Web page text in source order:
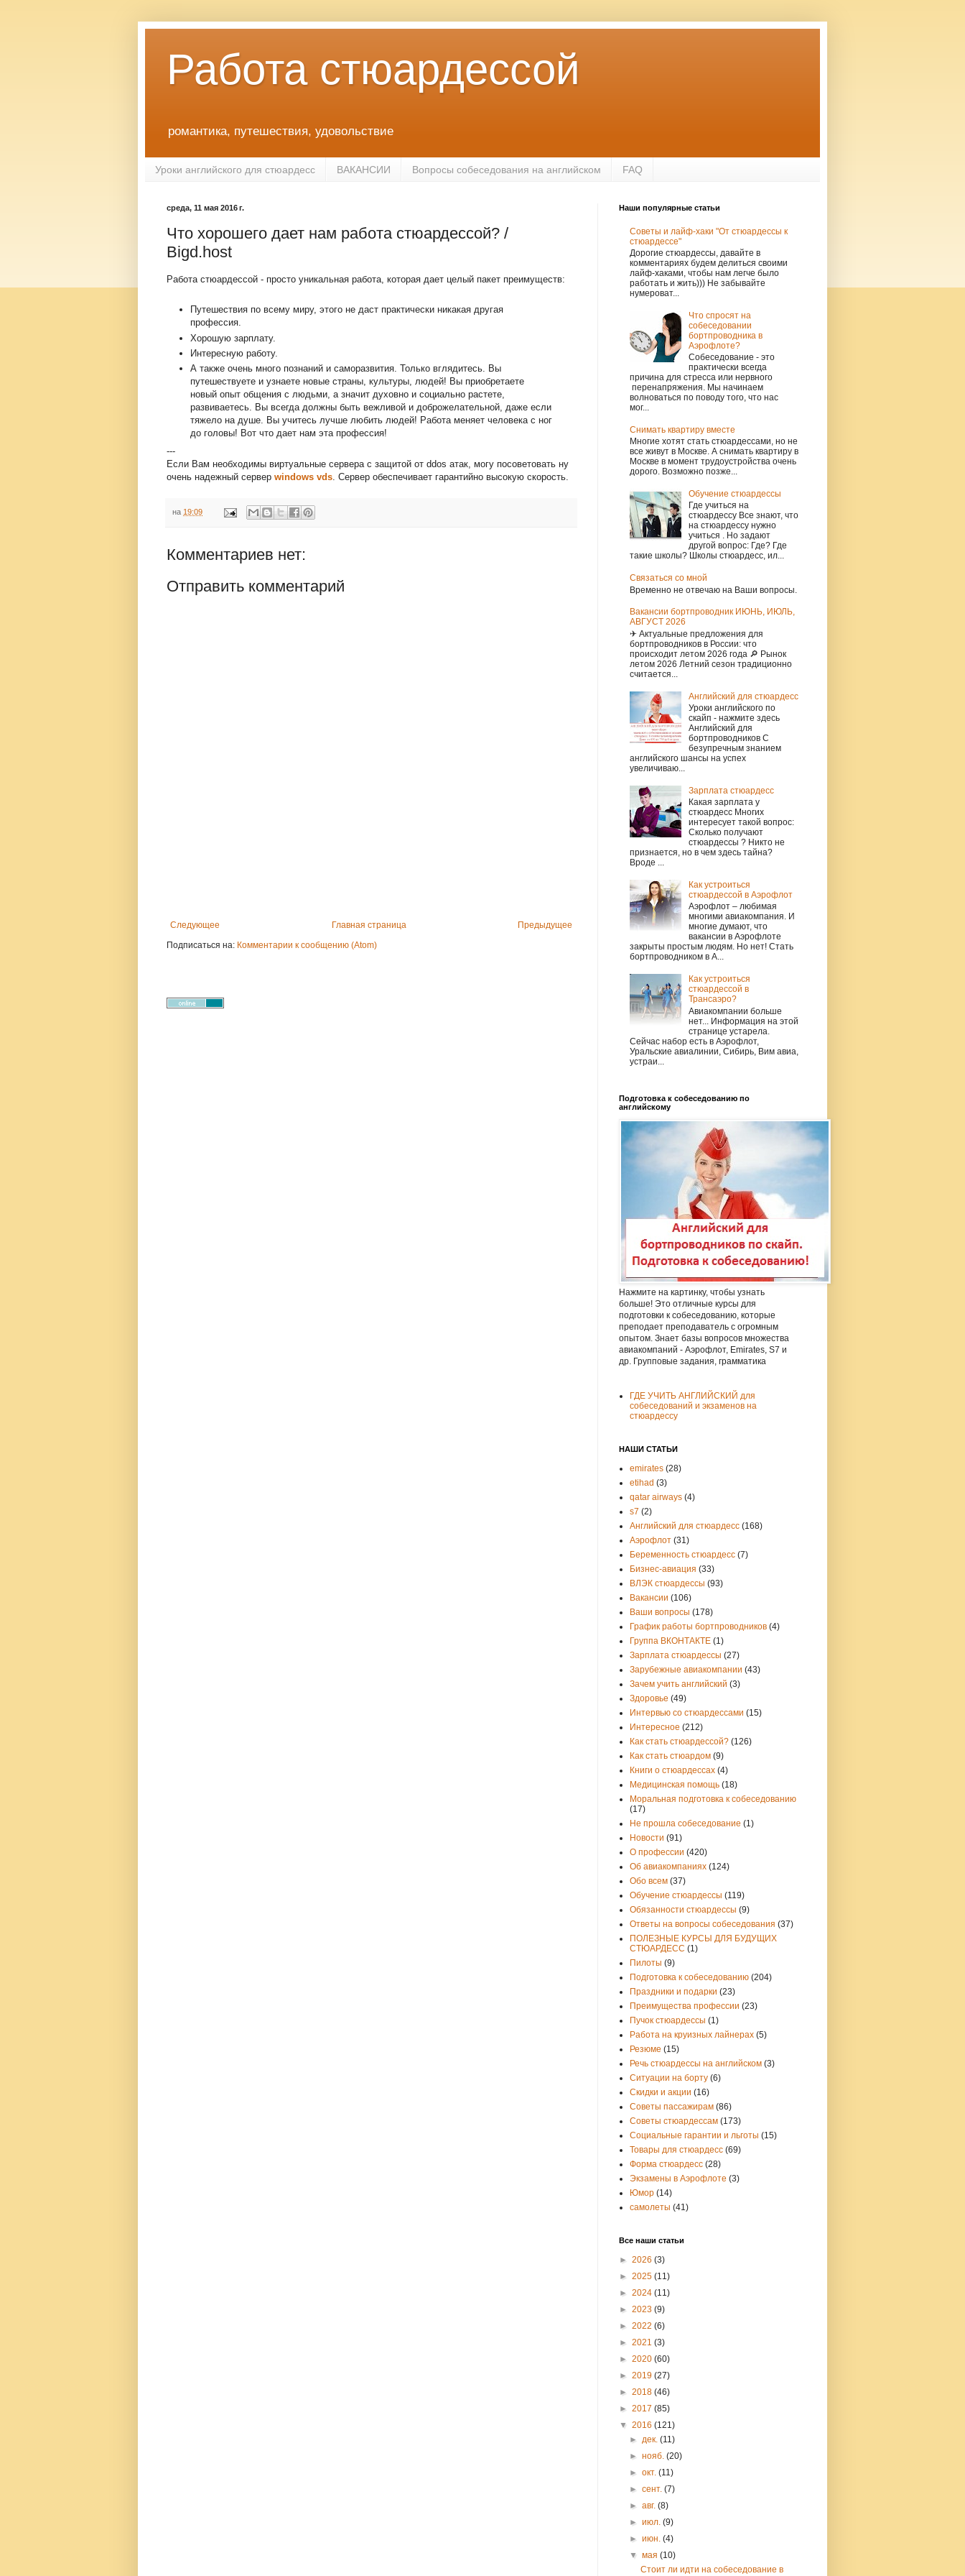
Работа стюардессой
романтика, путешествия, удовольствие
Уроки английского для стюардесс ВАКАНСИИ Вопросы собеседования на английском FAQ
среда, 11 мая 2016 г.
Что хорошего дает нам работа стюардессой? /
Bigd.host
Работа стюардессой - просто уникальная работа, которая дает целый пакет преимуществ:
Путешествия по всему миру, этого не даст практически никакая другая
профессия.
Хорошую зарплату.
Интересную работу.
А также очень много познаний и саморазвития. Только вглядитесь. Вы
путешествуете и узнаете новые страны, культуры, людей! Вы приобретаете
новый опыт общения с людьми, а значит духовно и социально растете,
развиваетесь. Вы всегда должны быть вежливой и доброжелательной, даже если
тяжело на душе. Вы учитесь лучше любить людей! Работа меняет человека с ног
до головы! Вот что дает нам эта профессия!
---
Если Вам необходимы виртуальные сервера с защитой от ddos атак, могу посоветовать ну
очень надежный сервер windows vds . Сервер обеспечивает гарантийно высокую скорость.
на 19:09
Комментариев нет:
Отправить комментарий
Следующее Предыдущее
Главная страница
Подписаться на: Комментарии к сообщению (Atom)
Наши популярные статьи
Советы и лайф-хаки "От стюардессы к
стюардессе"
Дорогие стюардессы, давайте в
комментариях будем делиться своими
лайф-хаками, чтобы нам легче было
работать и жить))) Не забывайте
нумероват...
Что спросят на
собеседовании
бортпроводника в
Аэрофлоте?
Собеседование - это
практически всегда
причина для стресса или нервного
перенапряжения. Мы начинаем
волноваться по поводу того, что нас
мог...
Снимать квартиру вместе
Многие хотят стать стюардессами, но не
все живут в Москве. А снимать квартиру в
Москве в момент трудоустройства очень
дорого. Возможно позже...
Обучение стюардессы
Где учиться на
стюардессу Все знают, что
на стюардессу нужно
учиться . Но задают
другой вопрос: Где? Где
такие школы? Школы стюардесс, ил...
Связаться со мной
Временно не отвечаю на Ваши вопросы.
Вакансии бортпроводник ИЮНЬ, ИЮЛЬ,
АВГУСТ 2026
✈ Актуальные предложения для
бортпроводников в России: что
происходит летом 2026 года 🔎 Рынок
летом 2026 Летний сезон традиционно
считается...
Английский для стюардесс
Уроки английского по
скайп - нажмите здесь
Английский для
бортпроводников С
безупречным знанием
английского шансы на успех
увеличиваю...
Зарплата стюардесс
Какая зарплата у
стюардесс Многих
интересует такой вопрос:
Сколько получают
стюардессы ? Никто не
признается, но в чем здесь тайна?
Вроде ...
Как устроиться
стюардессой в Аэрофлот
Аэрофлот – любимая
многими авиакомпания. И
многие думают, что
вакансии в Аэрофлоте
закрыты простым людям. Но нет! Стать
бортпроводником в А...
Как устроиться
стюардессой в
Трансаэро?
Авиакомпании больше
нет... Информация на этой
странице устарела.
Сейчас набор есть в Аэрофлот,
Уральские авиалинии, Сибирь, Вим авиа,
устраи...
Подготовка к собеседованию по
английскому
Нажмите на картинку, чтобы узнать
больше! Это отличные курсы для
подготовки к собеседованию, которые
преподает преподаватель с огромным
опытом. Знает базы вопросов множества
авиакомпаний - Аэрофлот, Emirates, S7 и
др. Групповые задания, грамматика
ГДЕ УЧИТЬ АНГЛИЙСКИЙ для
собеседований и экзаменов на
стюардессу
НАШИ СТАТЬИ
emirates (28)
etihad (3)
qatar airways (4)
s7 (2)
Английский для стюардесс (168)
Аэрофлот (31)
Беременность стюардесс (7)
Бизнес-авиация (33)
ВЛЭК стюардессы (93)
Вакансии (106)
Ваши вопросы (178)
График работы бортпроводников (4)
Группа ВКОНТАКТЕ (1)
Зарплата стюардессы (27)
Зарубежные авиакомпании (43)
Зачем учить английский (3)
Здоровье (49)
Интервью со стюардессами (15)
Интересное (212)
Как стать стюардессой? (126)
Как стать стюардом (9)
Книги о стюардессах (4)
Медицинская помощь (18)
Моральная подготовка к собеседованию
(17)
Не прошла собеседование (1)
Новости (91)
О профессии (420)
Об авиакомпаниях (124)
Обо всем (37)
Обучение стюардессы (119)
Обязанности стюардессы (9)
Ответы на вопросы собеседования (37)
ПОЛЕЗНЫЕ КУРСЫ ДЛЯ БУДУЩИХ
СТЮАРДЕСС (1)
Пилоты (9)
Подготовка к собеседованию (204)
Праздники и подарки (23)
Преимущества профессии (23)
Пучок стюардессы (1)
Работа на круизных лайнерах (5)
Резюме (15)
Речь стюардессы на английском (3)
Ситуации на борту (6)
Скидки и акции (16)
Советы пассажирам (86)
Советы стюардессам (173)
Социальные гарантии и льготы (15)
Товары для стюардесс (69)
Форма стюардесс (28)
Экзамены в Аэрофлоте (3)
Юмор (14)
самолеты (41)
Все наши статьи
► 2026 (3)
► 2025 (11)
► 2024 (11)
► 2023 (9)
► 2022 (6)
► 2021 (3)
► 2020 (60)
► 2019 (27)
► 2018 (46)
► 2017 (85)
▼ 2016 (121)
►дек.(11)
►нояб.(20)
►окт.(11)
►сент.(7)
►авг.(8)
►июл.(9)
►июн.(4)
▼мая(10)
Стоит ли идти на собеседование в